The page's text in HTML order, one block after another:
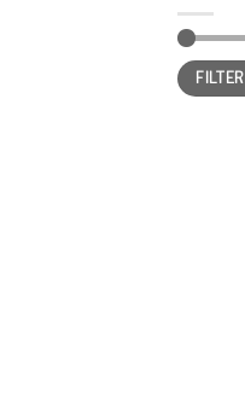
Min
price
Max
priceFILTER